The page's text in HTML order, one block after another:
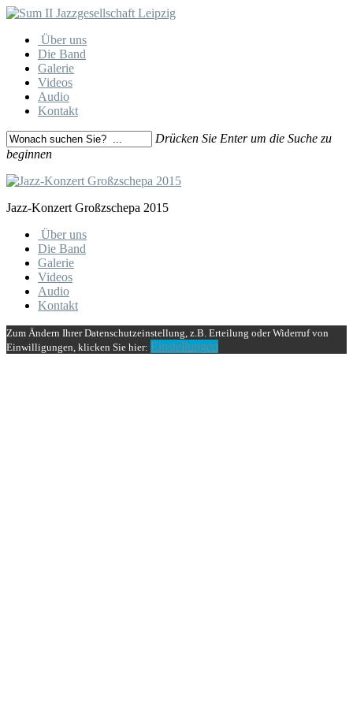
Skip
main
content
Menu
Über uns
Die Band
Galerie
Videos
Audio
Kontakt
Drücken Sie Enter um die Suche zu
beginnen
Search
Jazz-Konzert Großzschepa 2015
Close
Menu
Über uns
Die Band
Galerie
Videos
Audio
Kontakt
Zum Ändern Ihrer Datenschutzeinstellung, z.B. Erteilung oder Widerruf von
Einwilligungen, klicken Sie hier: Einstellungen